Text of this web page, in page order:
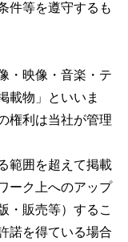
件等を遵守するも
・映像・音楽・テ
載物」といいま
権利は当社が管理
範囲を超えて掲載
ーク上へのアップ
・販売等）するこ
諾を得ている場合